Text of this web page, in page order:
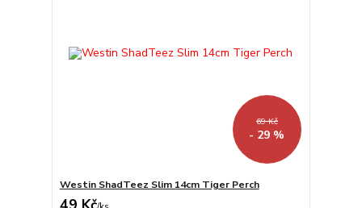
69 Kč
- 29 %
Westin ShadTeez Slim 14cm Tiger Perch